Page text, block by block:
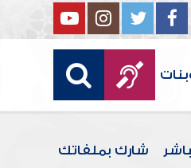
شارك بملفاتك